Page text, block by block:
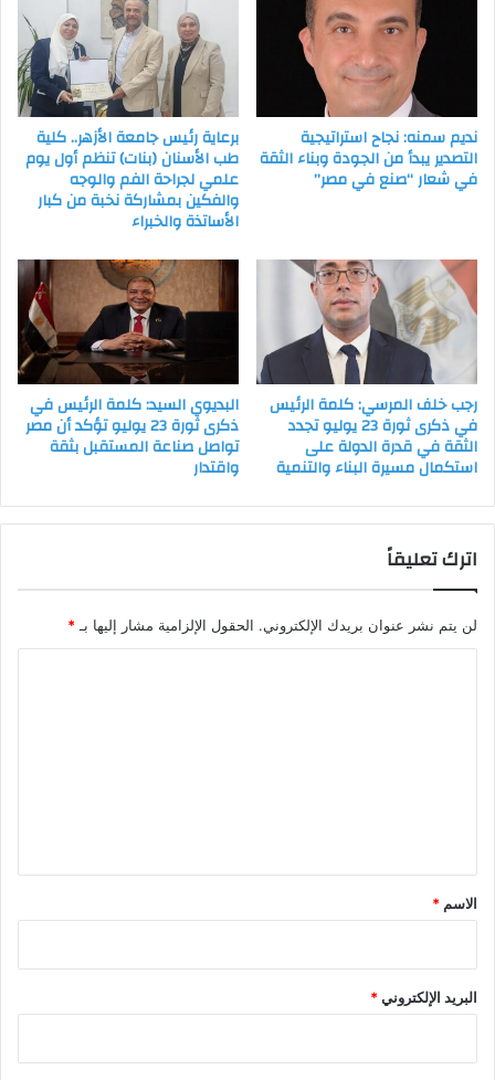
نديم سمنه: نجاح استراتيجية
التصدير يبدأ من الجودة وبناء الثقة
في شعار “صنع في مصر”
برعاية رئيس جامعة الأزهر.. كلية
طب الأسنان (بنات) تنظم أول يوم
علمي لجراحة الفم والوجه
والفكين بمشاركة نخبة من كبار
الأساتذة والخبراء
رجب خلف المرسي: كلمة الرئيس
في ذكرى ثورة 23 يوليو تجدد
الثقة في قدرة الدولة على
استكمال مسيرة البناء والتنمية
البديوي السيد: كلمة الرئيس في
ذكرى ثورة 23 يوليو تؤكد أن مصر
تواصل صناعة المستقبل بثقة
واقتدار
اترك تعليقاً
لن يتم نشر عنوان بريدك الإلكتروني. الحقول الإلزامية مشار إليها بـ*
*
الاسم *
البريد الإلكتروني*